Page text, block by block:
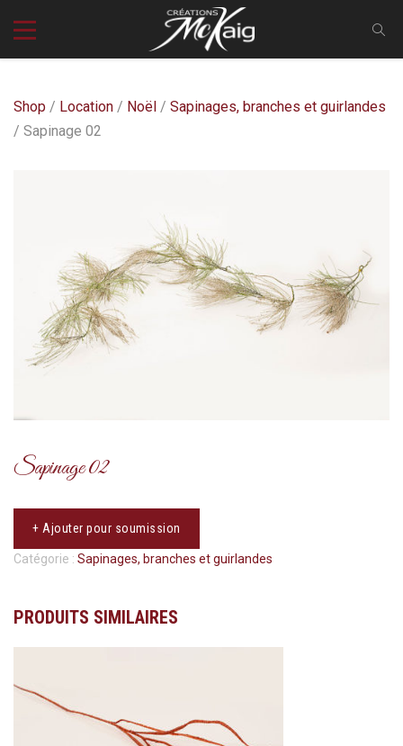
Shop / Location / Noël / Sapinages, branches et guirlandes
/ Sapinage 02
Sapinage 02
+ Ajouter pour soumission
Catégorie : Sapinages, branches et guirlandes
PRODUITS SIMILAIRES